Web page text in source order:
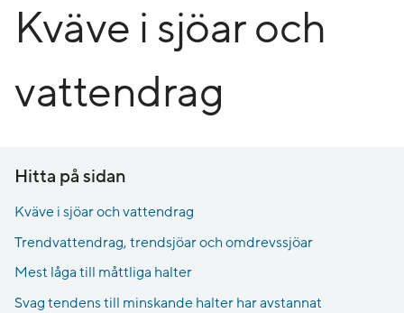
Kväve i sjöar och
vattendrag
Hitta på sidan
Kväve i sjöar och vattendrag
Trendvattendrag, trendsjöar och omdrevssjöar
Mest låga till måttliga halter
Svag tendens till minskande halter har avstannat